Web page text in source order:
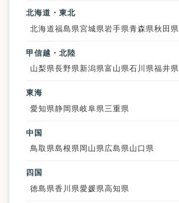
北海道・東北
北海道福島県宮城県岩手県青森県秋田県
甲信越・北陸
山梨県長野県新潟県富山県石川県福井県
東海
愛知県静岡県岐阜県 三重県
中国
鳥取県島根県 岡山県広島県山口県
四国
徳島県香川県愛媛県高知県